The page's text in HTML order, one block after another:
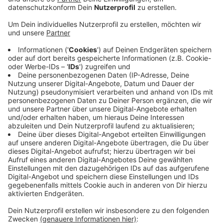
Organisation zu drei Jahren und drei Monaten Haft
Veröffentlicht:Mittwoch, 23.03.2022 07:01
Anzeige
Der Mann soll sich im Jahr 2014 in Syrien der radikalen
al-Nusra-Front angeschlossen haben. Unklar ist nach
wie vor, welche Rolle der Klever bei der
Terrororganisation gespielt hat. So konnte ihm nicht
nachgewiesen werden, an Kampfhandlungen
teilgenommen zu haben. Da der Mann bereits in
Westafrika im Gefängnis gesessen hatte, wird ihm ein
Teil der Haft angerechnet. Die Restfreiheitsstrafe
wurde zur Bewährung ausgesetzt. Hintergrund ist eine